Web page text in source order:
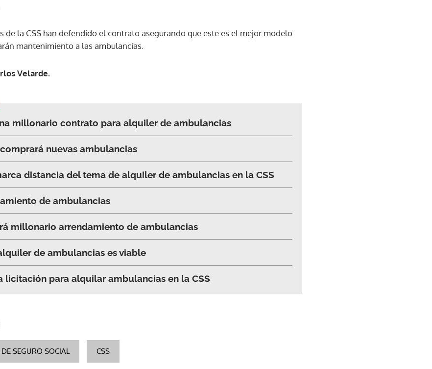
Gracias por suscribirte a nuestro boletín.
de la CSS han defendido el contrato asegurando que este es el mejor modelo
mantenimiento a las ambulancias.
Velarde.
millonario contrato para alquiler de ambulancias
nuevas ambulancias
distancia del tema de alquiler de ambulancias en la CSS
de ambulancias
millonario arrendamiento de ambulancias
de ambulancias es viable
licitación para alquilar ambulancias en la CSS
DE SEGURO SOCIAL CSS